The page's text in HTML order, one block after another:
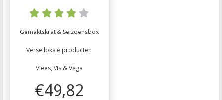
Gemaktskrat & Seizoensbox
Verse lokale producten
Vlees, Vis & Vega
€49,82